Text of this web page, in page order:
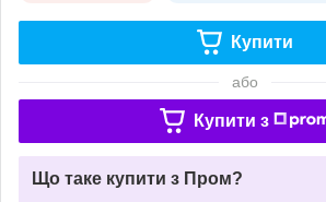
Купити
або
Купити з
Що таке купити з Пром?